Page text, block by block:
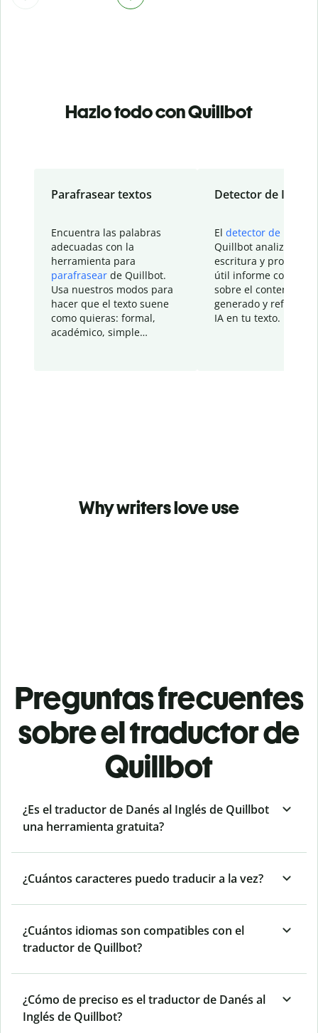
Hazlo todo con Quillbot
Parafrasear textos
Encuentra las palabras
adecuadas con la
herramienta para
parafrasear de Quillbot.
Usa nuestros modos para
hacer que el texto suene
como quieras: formal,
académico, simple…
Detector de IA
El detector de IA
Quillbot analiza tu
escritura y
útil informe con
sobre el contenido
generado y refinado
IA en tu texto.
Why writers love use
Preguntas frecuentes
sobre el traductor de
Quillbot
¿Es el traductor de Danés al Inglés de Quillbot
una herramienta gratuita?
¿Cuántos caracteres puedo traducir a la vez?
¿Cuántos idiomas son compatibles con el
traductor de Quillbot?
¿Cómo de preciso es el traductor de Danés al
Inglés de Quillbot?